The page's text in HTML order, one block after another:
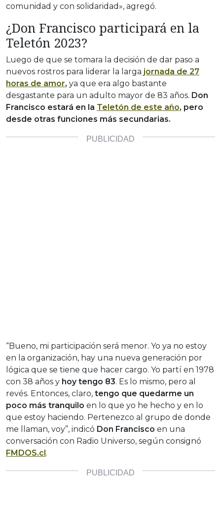
comunidad y con solidaridad», agregó.
¿Don Francisco participará en la
Teletón 2023?
Luego de que se tomara la decisión de dar paso a
nuevos rostros para liderar la larga jornada de 27
horas de amor, ya que era algo bastante
desgastante para un adulto mayor de 83 años. Don
Francisco estará en la Teletón de este año, pero
desde otras funciones más secundarias.
“Bueno, mi participación será menor. Yo ya no estoy
en la organización, hay una nueva generación por
lógica que se tiene que hacer cargo. Yo partí en 1978
con 38 años y hoy tengo 83. Es lo mismo, pero al
revés. Entonces, claro, tengo que quedarme un
poco más tranquilo en lo que yo he hecho y en lo
que estoy haciendo. Pertenezco al grupo de donde
me llaman, voy”, indicó Don Francisco en una
conversación con Radio Universo, según consignó
FMDOS.cl .